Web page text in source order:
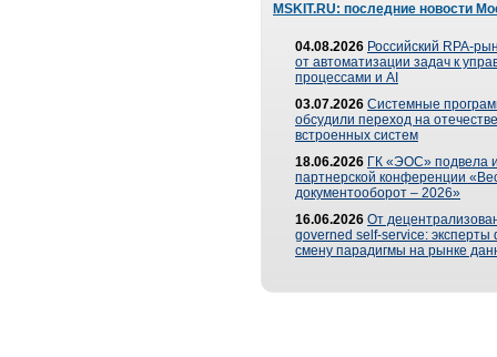
MSKIT.RU: последние новости
04.08.2026 Российский RPA-
от автоматизации задач к
процессами и AI
03.07.2026 Системные
обсудили переход на
встроенных систем
18.06.2026 ГК «ЭОС» подвела
партнерской конференции
документооборот – 2026»
16.06.2026 От
governed self-service: эксперты
смену парадигмы на рынке